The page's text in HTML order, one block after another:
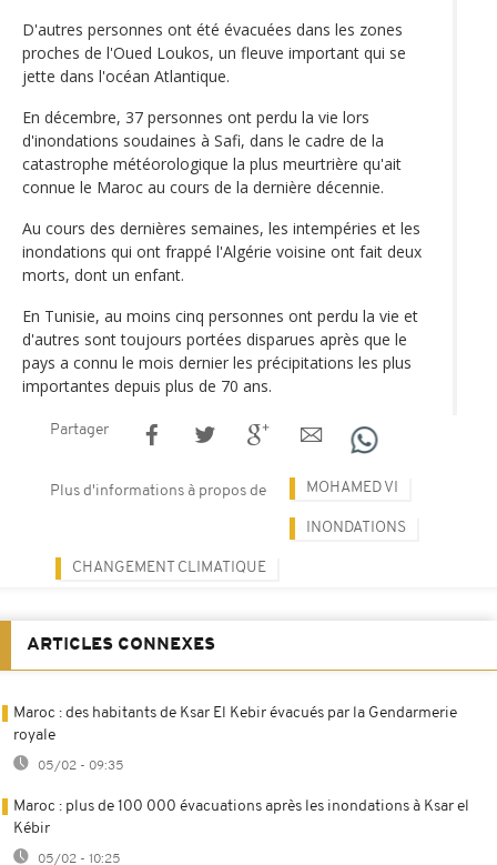
D'autres personnes ont été évacuées dans les zones
proches de l'Oued Loukos, un fleuve important qui se
jette dans l'océan Atlantique.
En décembre, 37 personnes ont perdu la vie lors
d'inondations soudaines à Safi, dans le cadre de la
catastrophe météorologique la plus meurtrière qu'ait
connue le Maroc au cours de la dernière décennie.
Au cours des dernières semaines, les intempéries et les
inondations qui ont frappé l'Algérie voisine ont fait deux
morts, dont un enfant.
En Tunisie, au moins cinq personnes ont perdu la vie et
d'autres sont toujours portées disparues après que le
pays a connu le mois dernier les précipitations les plus
importantes depuis plus de 70 ans.
Partager
Plus d'informations à propos de MOHAMED VI
INONDATIONS
CHANGEMENT CLIMATIQUE
ARTICLES CONNEXES
Maroc : des habitants de Ksar El Kebir évacués par la Gendarmerie
royale
05/02 - 09:35
Maroc : plus de 100 000 évacuations après les inondations à Ksar el
Kébir
05/02 - 10:25